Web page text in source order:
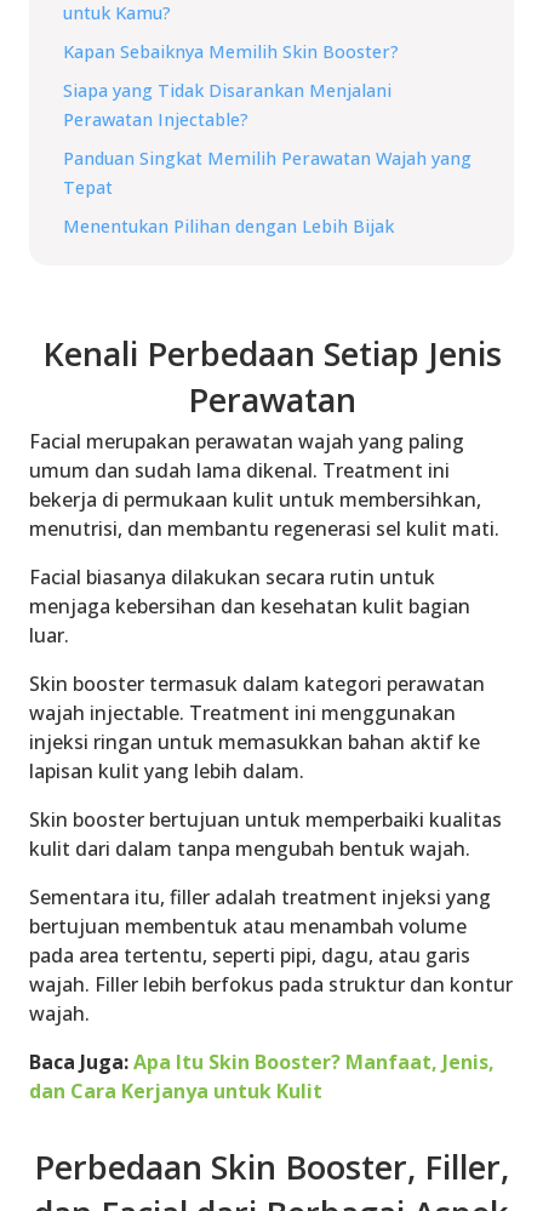
untuk Kamu?
Kapan Sebaiknya Memilih Skin Booster?
Siapa yang Tidak Disarankan Menjalani
Perawatan Injectable?
Panduan Singkat Memilih Perawatan Wajah yang
Tepat
Menentukan Pilihan dengan Lebih Bijak
Kenali Perbedaan Setiap Jenis
Perawatan
Facial merupakan perawatan wajah yang paling
umum dan sudah lama dikenal. Treatment ini
bekerja di permukaan kulit untuk membersihkan,
menutrisi, dan membantu regenerasi sel kulit mati.
Facial biasanya dilakukan secara rutin untuk
menjaga kebersihan dan kesehatan kulit bagian
luar.
Skin booster termasuk dalam kategori perawatan
wajah injectable. Treatment ini menggunakan
injeksi ringan untuk memasukkan bahan aktif ke
lapisan kulit yang lebih dalam.
Skin booster bertujuan untuk memperbaiki kualitas
kulit dari dalam tanpa mengubah bentuk wajah.
Sementara itu, filler adalah treatment injeksi yang
bertujuan membentuk atau menambah volume
pada area tertentu, seperti pipi, dagu, atau garis
wajah. Filler lebih berfokus pada struktur dan kontur
wajah.
Baca Juga:Apa Itu Skin Booster? Manfaat, Jenis,
dan Cara Kerjanya untuk Kulit
Perbedaan Skin Booster, Filler,